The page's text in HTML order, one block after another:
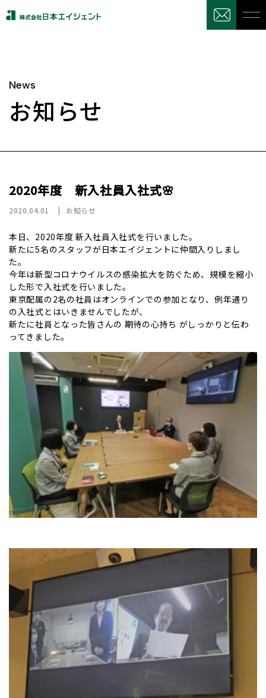
News
お知らせ
2020年度 新入社員入社式🌸
2020.04.01 お知らせ
本日、2020年度 新入社員入社式を行いました。
新たに5名のスタッフが日本エイジェントに仲間入りしまし
た。
今年は新型コロナウイルスの感染拡大を防ぐため、規模を縮小
した形で入社式を行いました。
東京配属の2名の社員はオンラインでの参加となり、例年通り
の入社式とはいきませんでしたが、
新たに社員となった皆さんの 期待の心持ち がしっかりと伝わ
ってきました。